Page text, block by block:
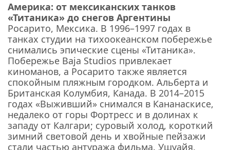
Америка: от мексиканских танков
«Титаника» до снегов Аргентины
Росарито, Мексика. В 1996–1997 годах в
танках студии на тихоокеанском побережье
снимались эпические сцены «Титаника».
Побережье Baja Studios привлекает
киноманов, а Росарито также является
спокойным пляжным городком. Альберта и
Британская Колумбия, Канада. В 2014–2015
годах «Выживший» снимался в Кананаскисе,
недалеко от горы Фортресс и в долинах к
западу от Калгари; суровый холод, короткий
зимний световой день и хвойные пейзажи
стали частью антуража фильма. Ушуайя,